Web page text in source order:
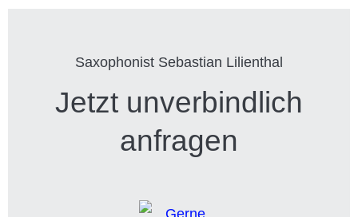
Saxophonist Sebastian Lilienthal
Jetzt unverbindlich
anfragen